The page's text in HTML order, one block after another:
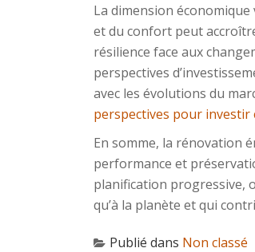
La dimension économique
et du confort peut
résilience face aux
perspectives
avec les évolutions du
perspectives pour
En somme, la rénovation
performance et
planification progressive,
qu’à la planète et qui
Publié dans Non classé